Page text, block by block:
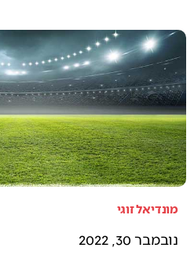
מונדיאל זוגי
נובמבר 30, 2022